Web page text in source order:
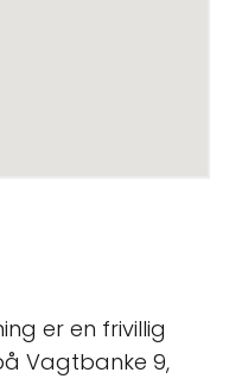
er en frivillig
Vagtbanke 9,